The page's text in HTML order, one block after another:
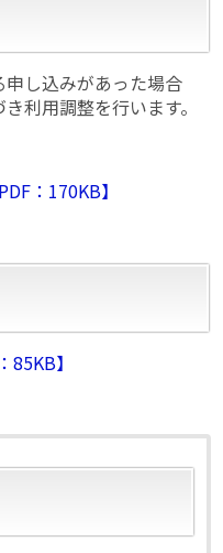
し込みがあった場合
利用調整を行います。
：170KB】
】